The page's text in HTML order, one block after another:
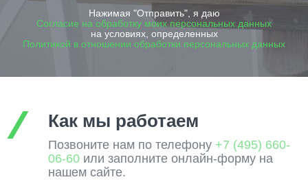
Нажимая "Отправить", я даю
Согласие на обработку моих персональных данных
на условиях, определенных
Политикой в отношении обработки персональных данных
Как мы работаем
Позвоните нам по телефону +7 (495) 660-
06-60 или заполните онлайн-форму на
нашем сайте.